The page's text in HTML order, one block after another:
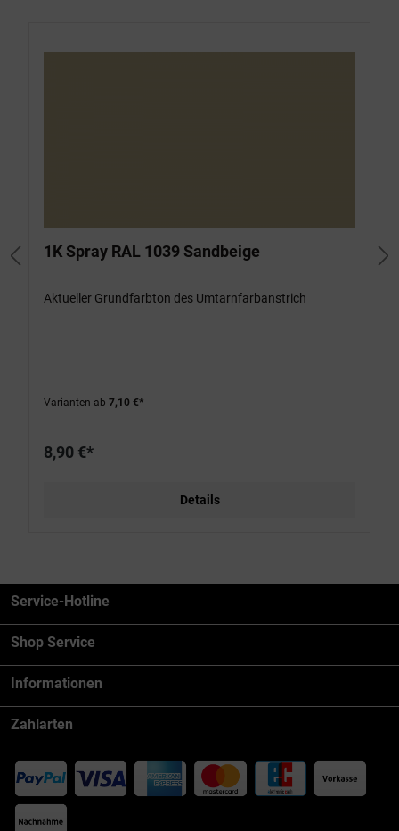
1K Spray RAL 1039 Sandbeige
Aktueller Grundfarbton des Umtarnfarbanstrich
Varianten ab 7,10 €*
8,90 €*
Details
Service-Hotline
Shop Service
Informationen
Zahlarten